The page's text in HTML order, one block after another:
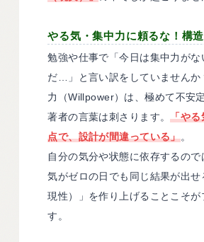
やる気・集中力に頼るな！構
勉強や仕事で「今日は集中力がな
だ…」と言い訳をしていませんか
力（Willpower）は、極めて不安
著者の言葉は刺さります。「やる
点で、設計が間違っている」。
自分の気分や状態に依存するので
気がゼロの日でも同じ結果が出せ
現性）」を作り上げることこそが
す。